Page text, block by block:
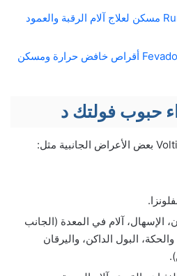
رومافن جل Rumafen Gel مسكن لعلاج آلام الرقبة والعمود
فيفادول اكسترا Fevadol Extra أقراص خافض حرارة ومسكن
حبوب فولتك د
الإسهال، آلام في المعدة (الجانب
البول الداكن، واليرقان